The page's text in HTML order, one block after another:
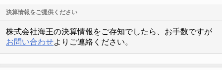
決算情報をご提供ください
株式会社海王の決算情報をご存知でしたら、お手数ですが
お問い合わせよりご連絡ください。